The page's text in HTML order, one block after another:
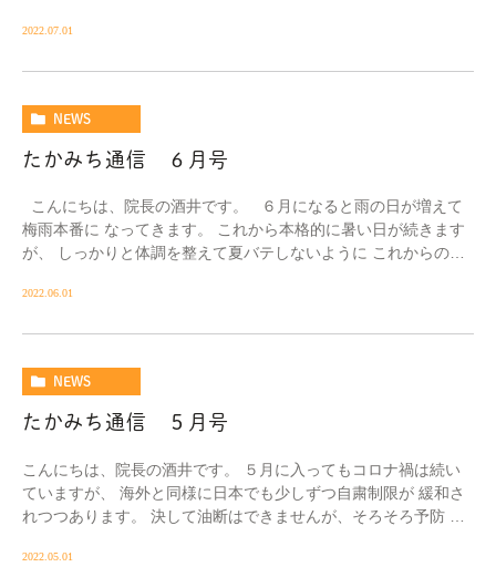
2022.07.01
NEWS
たかみち通信 ６月号
こんにちは、院長の酒井です。 ６月になると雨の日が増えて
梅雨本番に なってきます。 これから本格的に暑い日が続きます
が、 しっかりと体調を整えて夏バテしないように これからの季
2022.06.01
NEWS
たかみち通信 ５月号
こんにちは、院長の酒井です。 ５月に入ってもコロナ禍は続い
ていますが、 海外と同様に日本でも少しずつ自粛制限が 緩和さ
れつつあります。 決して油断はできませんが、そろそろ予防 一
2022.05.01